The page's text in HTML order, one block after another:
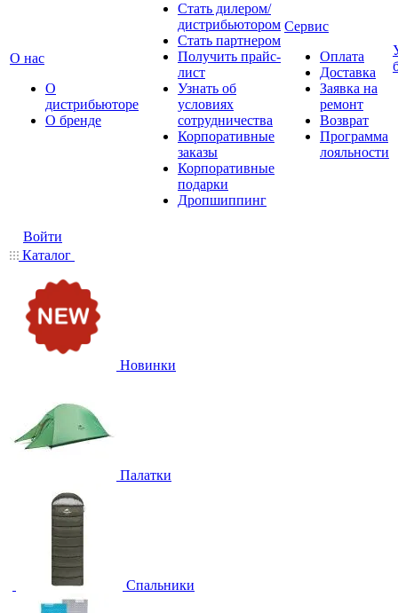
О нас
О
дистрибьюторе
О бренде
Стать дилером/
дистрибьютором
Стать партнером
Получить прайс-
лист
Узнать об
условиях
сотрудничества
Корпоративные
заказы
Корпоративные
подарки
Дропшиппинг
Сервис
Оплата
Доставка
Заявка на
ремонт
Возврат
Программа
лояльности
Войти
Каталог
Новинки
Палатки
Спальники